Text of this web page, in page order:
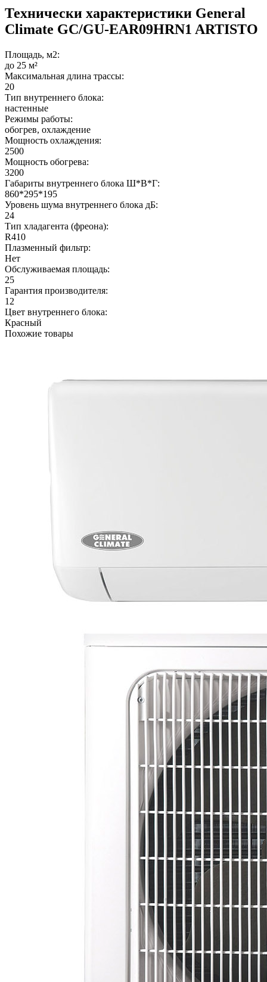
Технически характеристики General
Climate GC/GU-EAR09HRN1 ARTISTO
Площадь, м2:
до 25 м²
Максимальная длина трассы:
20
Тип внутреннего блока:
настенные
Режимы работы:
обогрев, охлаждение
Мощность охлаждения:
2500
Мощность обогрева:
3200
Габариты внутреннего блока Ш*В*Г:
860*295*195
Уровень шума внутреннего блока дБ:
24
Тип хладагента (фреона):
R410
Плазменный фильтр:
Нет
Обслуживаемая площадь:
25
Гарантия производителя:
12
Цвет внутреннего блока:
Красный
Похожие товары